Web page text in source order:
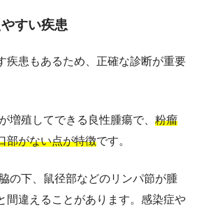
すい疾患
疾患もあるため、正確な診断が重要
増殖してできる良性腫瘍で、 粉瘤
部がない点が特徴です。
の下、鼠径部などのリンパ節が腫
間違えることがあります。感染症や